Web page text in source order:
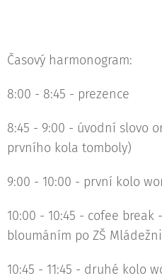
Časový harmonogram:
8:00 - 8:45 - prezence
8:45 - 9:00 - úvodní slovo
prvního kola tomboly)
9:00 - 10:00 - první kolo
10:00 - 10:45 - cofee
bloumáním po ZŠ
10:45 - 11:45 - druhé kolo